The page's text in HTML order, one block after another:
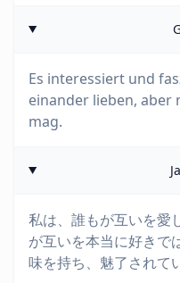
Es interessiert und
einander lieben, aber
mag.
私は、誰もが互いを愛
が互いを本当に好きで
味を持ち、魅了されて